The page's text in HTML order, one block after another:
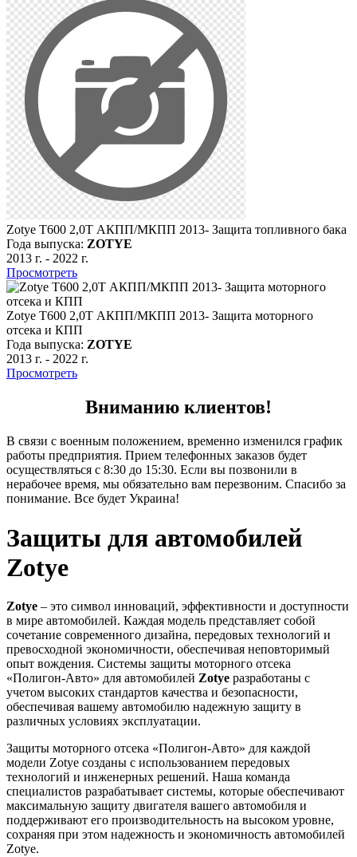
Zotye T600 2,0Т АКПП/МКПП 2013- Защита топливного бака
Года выпуска: ZOTYE
2013 г. - 2022 г.
Просмотреть
Zotye T600 2,0Т АКПП/МКПП 2013- Защита моторного
отсека и КПП
Года выпуска: ZOTYE
2013 г. - 2022 г.
Просмотреть
Вниманию клиентов!
В связи с военным положением, временно изменился график
работы предприятия. Прием телефонных заказов будет
осуществляться с 8:30 до 15:30. Если вы позвонили в
нерабочее время, мы обязательно вам перезвоним. Спасибо за
понимание. Все будет Украина!
Защиты для автомобилей
Zotye
Zotye – это символ инноваций, эффективности и доступности
в мире автомобилей. Каждая модель представляет собой
сочетание современного дизайна, передовых технологий и
превосходной экономичности, обеспечивая неповторимый
опыт вождения. Системы защиты моторного отсека
«Полигон-Авто» для автомобилей Zotye разработаны с
учетом высоких стандартов качества и безопасности,
обеспечивая вашему автомобилю надежную защиту в
различных условиях эксплуатации.
Защиты моторного отсека «Полигон-Авто» для каждой
модели Zotye созданы с использованием передовых
технологий и инженерных решений. Наша команда
специалистов разрабатывает системы, которые обеспечивают
максимальную защиту двигателя вашего автомобиля и
поддерживают его производительность на высоком уровне,
сохраняя при этом надежность и экономичность автомобилей
Zotye.